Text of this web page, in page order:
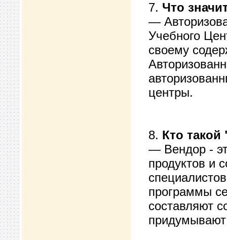
7. Что
—
Учебного
своему
центры.
8. Кто
— Вендор -
продуктов и
программы
составляют
придумывают